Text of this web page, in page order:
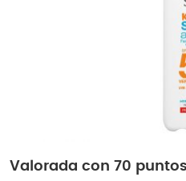
Valorada con 70